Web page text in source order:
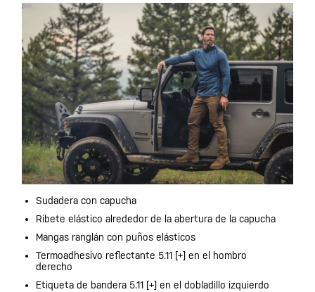
Sudadera con capucha
Ribete elástico alrededor de la abertura de la capucha
Mangas ranglán con puños elásticos
Termoadhesivo reflectante 5.11 [+] en el hombro
derecho
Etiqueta de bandera 5.11 [+] en el dobladillo izquierdo